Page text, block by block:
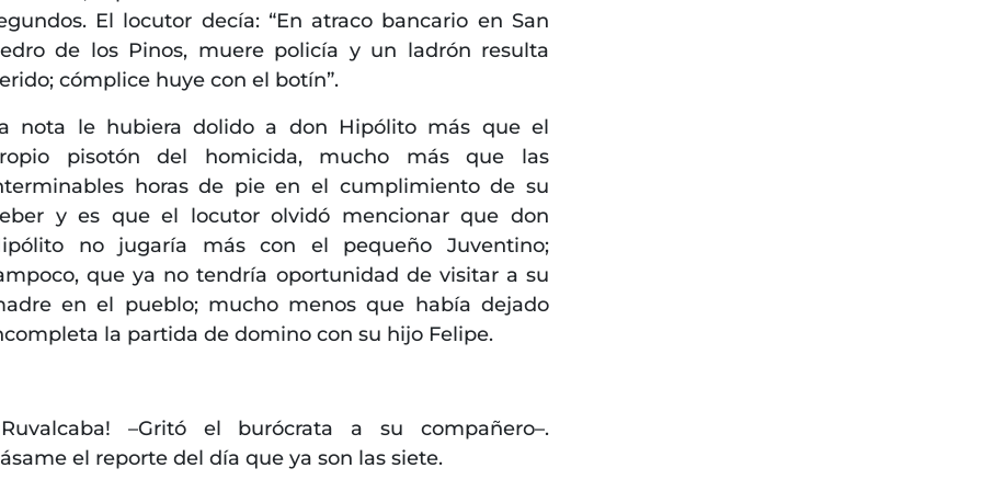
El locutor decía: “En atraco bancario en San
de los Pinos, muere policía y un ladrón resulta
cómplice huye con el botín”.
nota le hubiera dolido a don Hipólito más que el
pisotón del homicida, mucho más que las
horas de pie en el cumplimiento de su
y es que el locutor olvidó mencionar que don
no jugaría más con el pequeño Juventino;
que ya no tendría oportunidad de visitar a su
en el pueblo; mucho menos que había dejado
la partida de domino con su hijo Felipe.
–Gritó el burócrata a su compañero–.
el reporte del día que ya son las siete.